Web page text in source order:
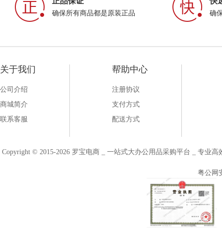
确保所有商品都是原装正品 确
关于我们
公司介绍
商城简介
联系客服
帮助中心
注册协议
支付方式
配送方式
Copyright © 2015-2026 罗宝电商 _ 一站式大办公用品采购平台 _ 专业
粤公网